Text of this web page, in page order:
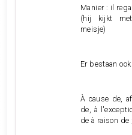
Manier : il
(hij kijkt
meisje)
Er bestaan
À cause de,
de, à
de à raison de ;